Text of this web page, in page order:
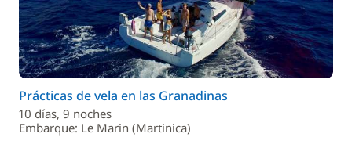
Prácticas de vela en las Granadinas
10 días, 9 noches
Embarque: Le Marin (Martinica)